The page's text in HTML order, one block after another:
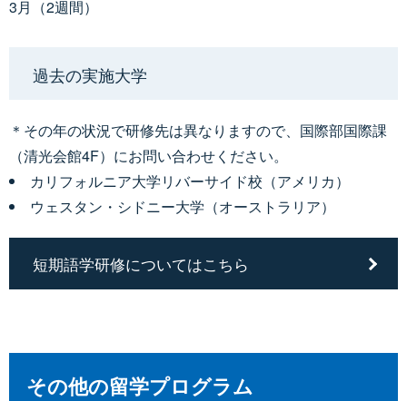
3月（2週間）
過去の実施大学
＊その年の状況で研修先は異なりますので、国際部国際課
（清光会館4F）にお問い合わせください。
カリフォルニア大学リバーサイド校（アメリカ）
ウェスタン・シドニー大学（オーストラリア）
短期語学研修についてはこちら
その他の留学プログラム